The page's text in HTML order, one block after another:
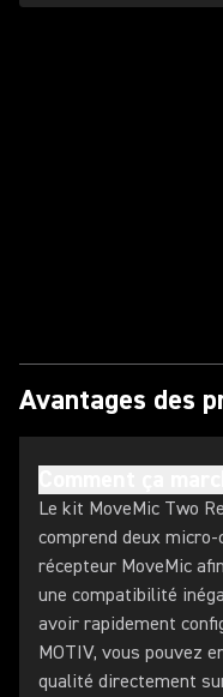
Avantages des
Le kit MoveMic Two
comprend deux
récepteur MoveMic
une compatibilité
avoir rapidement
MOTIV, vous pouvez
qualité directement